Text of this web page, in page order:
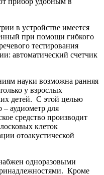
в устройстве имеется
при помощи гибкого
тестирования
автоматический счетчик
науки возможна ранняя
у взрослых
детей. С этой целью
аудиометр для
средство производит
клеток
отоакустической
одноразовыми
Кроме